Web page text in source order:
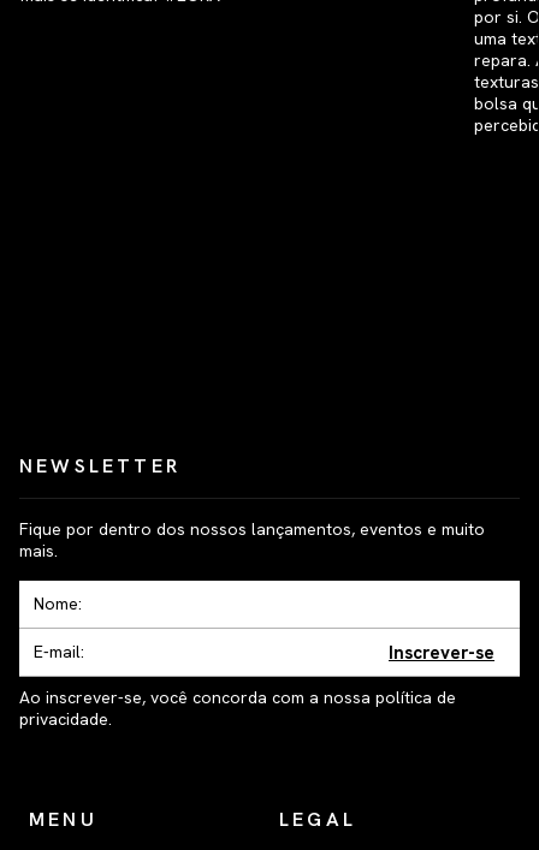
NEWSLETTER
Fique por dentro dos nossos lançamentos, eventos e muito
mais.
Inscrever-se
Ao inscrever-se, você concorda com a nossa política de
privacidade.
MENU LEGAL